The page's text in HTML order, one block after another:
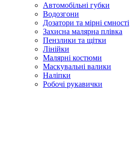
Автомобільні губки
Водозгони
Дозатори та мірні ємності
Захисна малярна плівка
Пензлики та щітки
Лінійки
Малярні костюми
Маскувальні валики
Наліпки
Робочі рукавички